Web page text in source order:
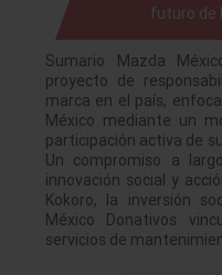
futuro de
Sumario Mazda
proyecto de
marca en el país,
México mediante un
participación activa de
Un compromiso a
innovación social y
Kokoro, la inversión
México Donativos
servicios de